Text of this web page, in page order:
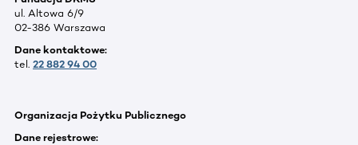
ul. Altowa 6/9
02-386 Warszawa
Dane kontaktowe:
tel. 22 882 94 00
Organizacja Pożytku Publicznego
Dane rejestrowe: